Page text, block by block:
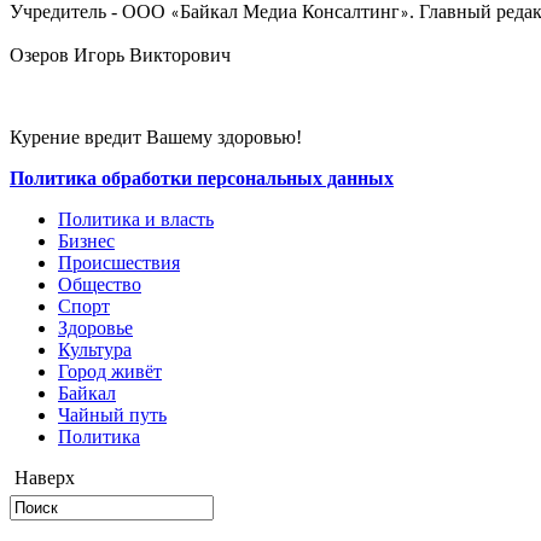
Учредитель - ООО «Байкал Медиа Консалтинг». Главный
Озеров Игорь Викторович
Курение вредит Вашему здоровью!
Политика обработки персональных данных
Политика и власть
Бизнес
Происшествия
Общество
Cпорт
Здоровье
Культура
Город живёт
Байкал
Чайный путь
Политика
Наверх